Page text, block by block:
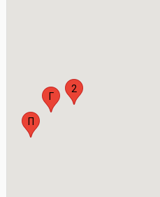
Г
2
П